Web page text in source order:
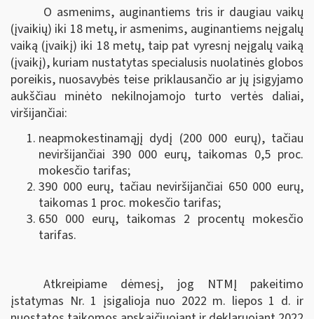
O asmenims, auginantiems tris ir daugiau vaikų
(įvaikių) iki 18 metų, ir asmenims, auginantiems neįgalų
vaiką (įvaikį) iki 18 metų, taip pat vyresnį neįgalų vaiką
(įvaikį), kuriam nustatytas specialusis nuolatinės globos
poreikis, nuosavybės teise priklausančio ar jų įsigyjamo
aukščiau minėto nekilnojamojo turto vertės daliai,
viršijančiai:
neapmokestinamąjį dydį (200 000 eurų), tačiau
neviršijančiai 390 000 eurų, taikomas 0,5 proc.
mokesčio tarifas;
390 000 eurų, tačiau neviršijančiai 650 000 eurų,
taikomas 1 proc. mokesčio tarifas;
650 000 eurų, taikomas 2 procentų mokesčio
tarifas.
Atkreipiame dėmesį, jog NTMĮ pakeitimo
įstatymas Nr. 1 įsigalioja nuo 2022 m. liepos 1 d. ir